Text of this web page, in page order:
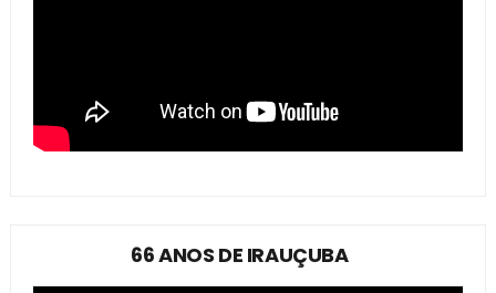
66 ANOS DE IRAUÇUBA